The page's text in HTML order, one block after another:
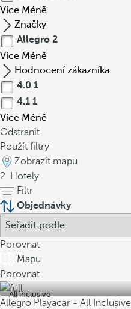
Více Méně
Značky
Allegro 2
Více Méně
Hodnocení zákazníka
4.0 1
4.1 1
Více Méně
Odstranit
Použít filtry
Zobrazit mapu
2
Hotely
Filtr
Objednávky
Porovnat
Mapu
Porovnat
All inclusive
Allegro Playacar - All Inclusive